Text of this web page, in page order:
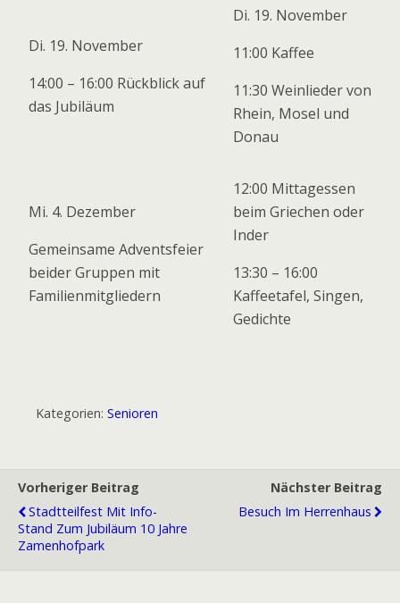
Di. 19. November
14:00 – 16:00 Rückblick auf
das Jubiläum
Di. 19. November
11:00 Kaffee
11:30 Weinlieder von
Rhein, Mosel und
Donau
Mi. 4. Dezember
Gemeinsame Adventsfeier
beider Gruppen mit
Familienmitgliedern
12:00 Mittagessen
beim Griechen oder
Inder
13:30 – 16:00
Kaffeetafel, Singen,
Gedichte
Kategorien: Senioren
Vorheriger Beitrag
Stadtteilfest Mit Info-
Stand Zum Jubiläum 10 Jahre
Zamenhofpark
Nächster Beitrag
Besuch Im Herrenhaus